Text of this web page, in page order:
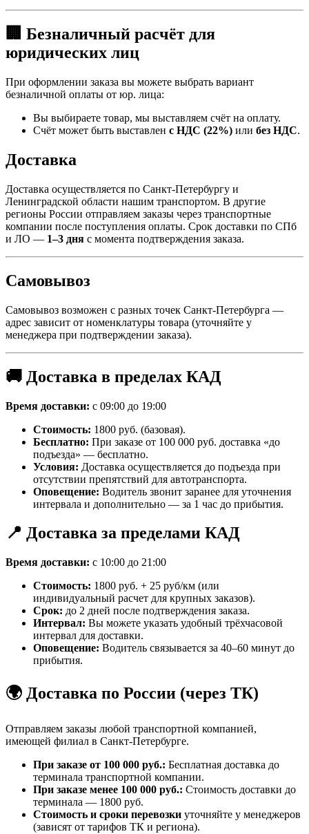
🏢 Безналичный расчёт для
юридических лиц
При оформлении заказа вы можете выбрать вариант
безналичной оплаты от юр. лица:
Вы выбираете товар, мы выставляем счёт на оплату.
Счёт может быть выставлен с НДС (22%) или без НДС.
Доставка
Доставка осуществляется по Санкт-Петербургу и
Ленинградской области нашим транспортом. В другие
регионы России отправляем заказы через транспортные
компании после поступления оплаты. Срок доставки по СПб
и ЛО — 1–3 дня с момента подтверждения заказа.
Самовывоз
Самовывоз возможен с разных точек Санкт-Петербурга —
адрес зависит от номенклатуры товара (уточняйте у
менеджера при подтверждении заказа).
🚚 Доставка в пределах КАД
Время доставки: с 09:00 до 19:00
Стоимость: 1800 руб. (базовая).
Бесплатно: При заказе от 100 000 руб. доставка «до
подъезда» — бесплатно.
Условия: Доставка осуществляется до подъезда при
отсутствии препятствий для автотранспорта.
Оповещение: Водитель звонит заранее для уточнения
интервала и дополнительно — за 1 час до прибытия.
📍 Доставка за пределами КАД
Время доставки: с 10:00 до 21:00
Стоимость: 1800 руб. + 25 руб/км (или
индивидуальный расчет для крупных заказов).
Срок: до 2 дней после подтверждения заказа.
Интервал: Вы можете указать удобный трёхчасовой
интервал для доставки.
Оповещение: Водитель связывается за 40–60 минут до
прибытия.
🌍 Доставка по России (через ТК)
Отправляем заказы любой транспортной компанией,
имеющей филиал в Санкт-Петербурге.
При заказе от 100 000 руб.: Бесплатная доставка до
терминала транспортной компании.
При заказе менее 100 000 руб.: Стоимость доставки до
терминала — 1800 руб.
Стоимость и сроки перевозки уточняйте у менеджеров
(зависят от тарифов ТК и региона).